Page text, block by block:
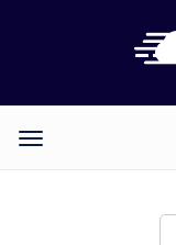
Categories